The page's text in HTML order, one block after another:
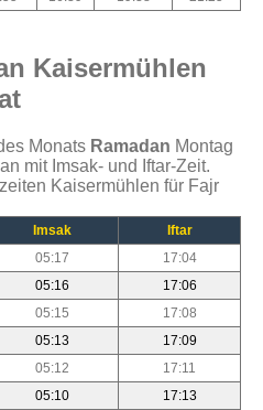
Kaisermühlen
Monats Ramadan Montag
mit Imsak- und Iftar-Zeit.
Kaisermühlen für Fajr
Imsak
Iftar
05:17
17:04
05:16
17:06
05:15
17:08
05:13
17:09
05:12
17:11
05:10
17:13